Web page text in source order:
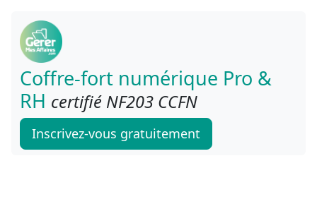
Coffre-fort numérique Pro &
RH certifié NF203 CCFN
Inscrivez-vous gratuitement